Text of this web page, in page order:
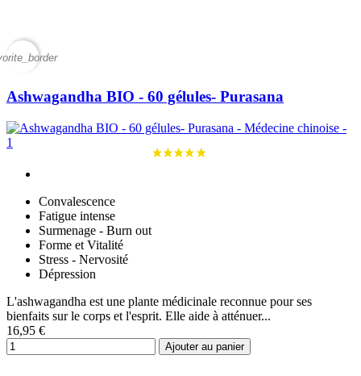
Ashwagandha BIO - 60 gélules- Purasana
Convalescence
Fatigue intense
Surmenage - Burn out
Forme et Vitalité
Stress - Nervosité
Dépression
L'ashwagandha est une plante médicinale reconnue pour ses
bienfaits sur le corps et l'esprit. Elle aide à atténuer...
16,95 €
Ajouter au panier